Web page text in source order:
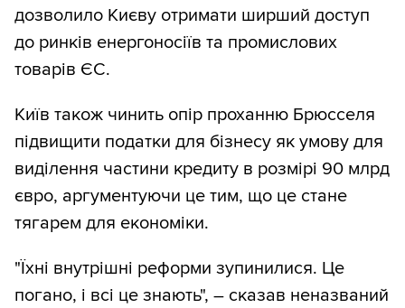
дозволило Києву отримати ширший доступ
до ринків енергоносіїв та промислових
товарів ЄС.
Київ також чинить опір проханню Брюсселя
підвищити податки для бізнесу як умову для
виділення частини кредиту в розмірі 90 млрд
євро, аргументуючи це тим, що це стане
тягарем для економіки.
"Їхні внутрішні реформи зупинилися. Це
погано, і всі це знають", – сказав неназваний